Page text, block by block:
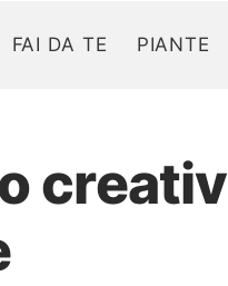
FAI DA TE PIANTE
Search for: